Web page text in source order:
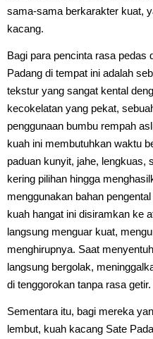
sama-sama berkarakter kuat,
kacang.
Bagi para pencinta rasa pedas
Padang di tempat ini adalah
tekstur yang sangat kental
kecokelatan yang pekat,
penggunaan bumbu rempah
kuah ini membutuhkan waktu
paduan kunyit, jahe, lengkuas,
kering pilihan hingga
menggunakan bahan
kuah hangat ini disiramkan ke
langsung menguar kuat,
menghirupnya. Saat
langsung bergolak,
di tenggorokan tanpa rasa getir.
Sementara itu, bagi mereka
lembut, kuah kacang Sate